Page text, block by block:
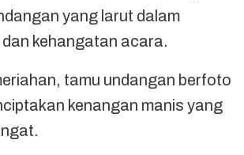
yang larut dalam
kehangatan acara.
tamu undangan berfoto
kenangan manis yang